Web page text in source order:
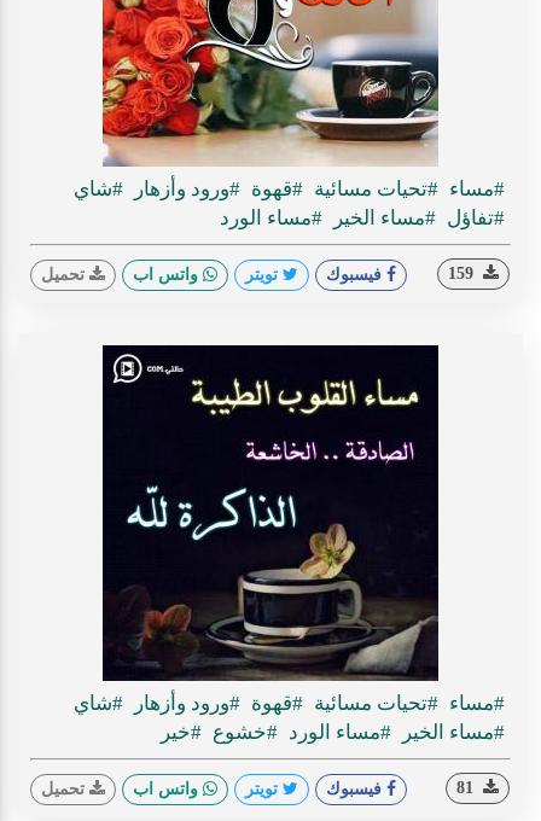
#مساء #تحيات مسائية #قهوة #ورود وأزهار
#شاي
#تفاؤل #مساء الخير #مساء الورد
فيسبوك تويتر واتس اب تحميل
#مساء #تحيات مسائية #قهوة #ورود وأزهار
#شاي
#مساء الخير
#مساء الورد #خشوع #خير
فيسبوك تويتر واتس اب تحميل